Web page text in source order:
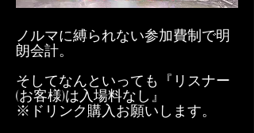
ノルマに縛られない参加費制で明
朗会計。
そしてなんといっても『リスナー
(お客様)は入場料なし』
※ドリンク購入お願いします。